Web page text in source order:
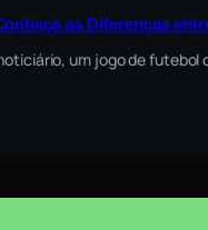
as Diferenças
um jogo de